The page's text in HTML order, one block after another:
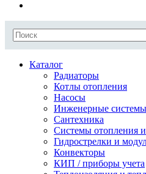
Каталог
Радиаторы
Котлы отопления
Насосы
Инженерные системы
Сантехника
Системы отопления
Гидрострелки и
Конвекторы
КИП / приборы учета